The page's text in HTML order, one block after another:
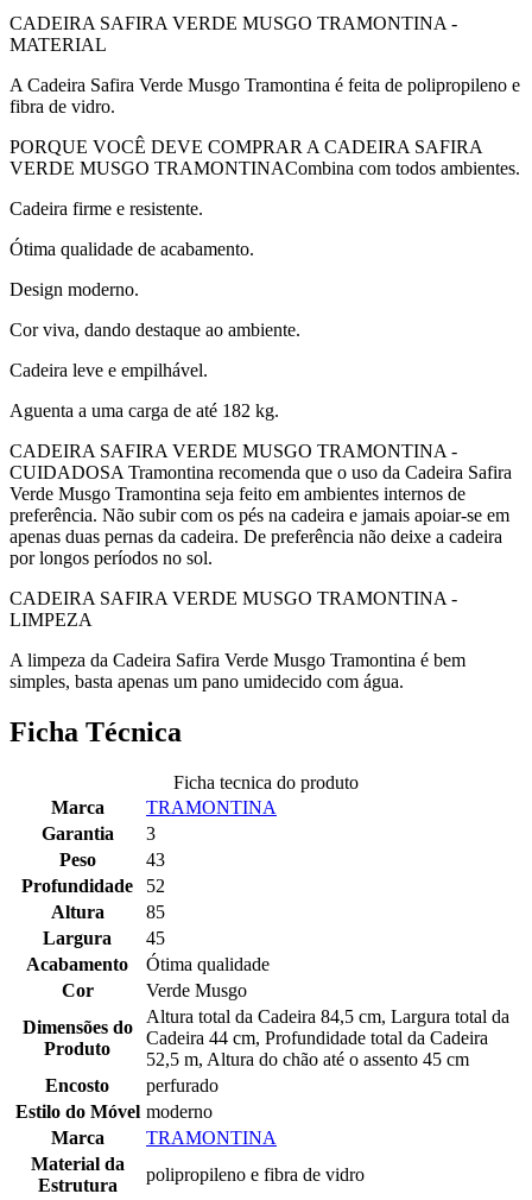
CADEIRA SAFIRA VERDE MUSGO TRAMONTINA -
MATERIAL
A Cadeira Safira Verde Musgo Tramontina é feita de polipropileno e
fibra de vidro.
PORQUE VOCÊ DEVE COMPRAR A CADEIRA SAFIRA
VERDE MUSGO TRAMONTINACombina com todos ambientes.
Cadeira firme e resistente.
Ótima qualidade de acabamento.
Design moderno.
Cor viva, dando destaque ao ambiente.
Cadeira leve e empilhável.
Aguenta a uma carga de até 182 kg.
CADEIRA SAFIRA VERDE MUSGO TRAMONTINA -
CUIDADOSA Tramontina recomenda que o uso da Cadeira Safira
Verde Musgo Tramontina seja feito em ambientes internos de
preferência. Não subir com os pés na cadeira e jamais apoiar-se em
apenas duas pernas da cadeira. De preferência não deixe a cadeira
por longos períodos no sol.
CADEIRA SAFIRA VERDE MUSGO TRAMONTINA -
LIMPEZA
A limpeza da Cadeira Safira Verde Musgo Tramontina é bem
simples, basta apenas um pano umidecido com água.
Ficha Técnica
Ficha tecnica do produto
Marca
TRAMONTINA
Garantia
3
Peso
43
Profundidade
52
Altura
85
Largura
45
Acabamento
Ótima qualidade
Cor
Verde Musgo
Dimensões do
Produto
Altura total da Cadeira 84,5 cm, Largura total da
Cadeira 44 cm, Profundidade total da Cadeira
52,5 m, Altura do chão até o assento 45 cm
Encosto
perfurado
Estilo do Móvel moderno
Marca
TRAMONTINA
Material da
Estrutura
polipropileno e fibra de vidro